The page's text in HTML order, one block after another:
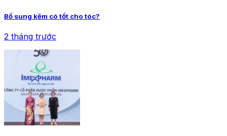
Bổ sung kẽm có tốt cho tóc?
2 tháng trước